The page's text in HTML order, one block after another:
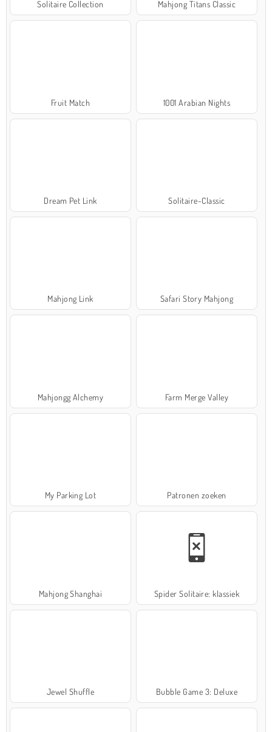
Solitaire Collection Mahjong Titans Classic
Fruit Match 1001 Arabian Nights
Dream Pet Link Solitaire-Classic
Mahjong Link Safari Story Mahjong
Mahjongg Alchemy Farm Merge Valley
My Parking Lot Patronen zoeken
Mahjong Shanghai Spider Solitaire: klassiek
Jewel Shuffle Bubble Game 3: Deluxe